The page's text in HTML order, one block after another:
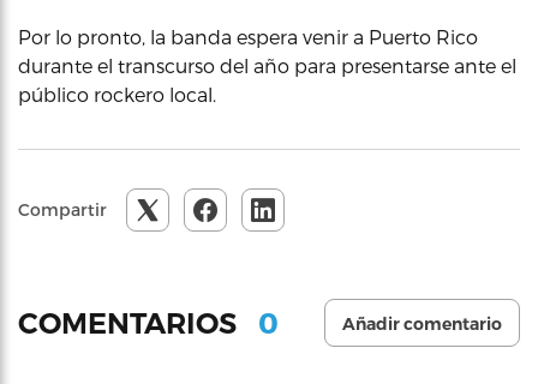
Por lo pronto, la banda espera venir a Puerto Rico
durante el transcurso del año para presentarse ante el
público rockero local.
Compartir
COMENTARIOS 0 Añadir comentario